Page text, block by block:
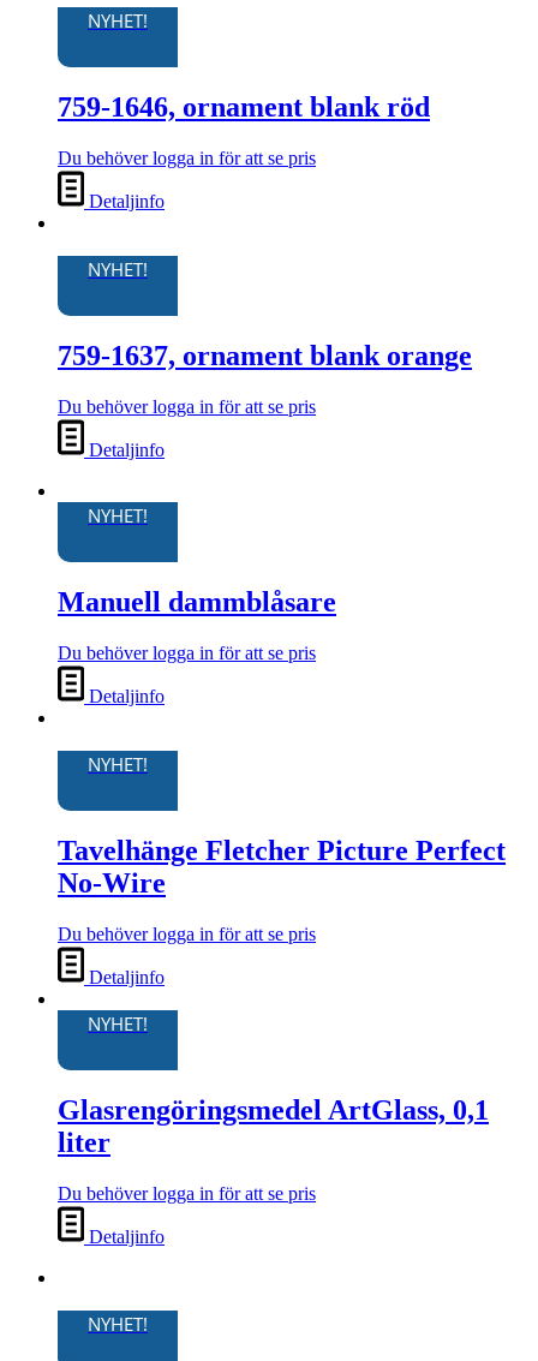
NYHET!
759-1646, ornament blank röd
Du behöver logga in för att se pris
Detaljinfo
NYHET!
759-1637, ornament blank orange
Du behöver logga in för att se pris
Detaljinfo
NYHET!
Manuell dammblåsare
Du behöver logga in för att se pris
Detaljinfo
NYHET!
Tavelhänge Fletcher Picture Perfect
No-Wire
Du behöver logga in för att se pris
Detaljinfo
NYHET!
Glasrengöringsmedel ArtGlass, 0,1
liter
Du behöver logga in för att se pris
Detaljinfo
NYHET!